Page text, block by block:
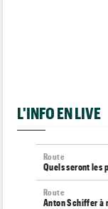
L'INFO EN LIVE
Route
Quels seront les
Route
Anton Schiffer à